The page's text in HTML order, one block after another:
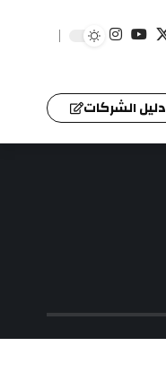
دليل الشركات